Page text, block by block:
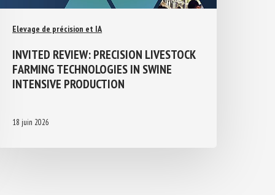
Elevage de précision et IA
INVITED REVIEW: PRECISION
LIVESTOCK FARMING TECHNOLOGIES IN
SWINE INTENSIVE PRODUCTION
18 juin 2026